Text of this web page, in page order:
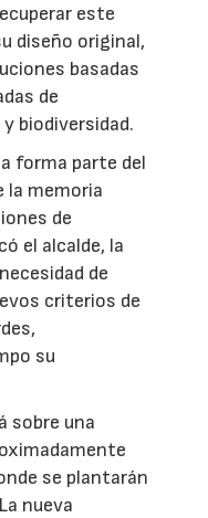
este
diseño original,
basadas
de
biodiversidad.
forma parte del
la memoria
de
el alcalde, la
de
criterios de
su
sobre una
se plantarán
nueva